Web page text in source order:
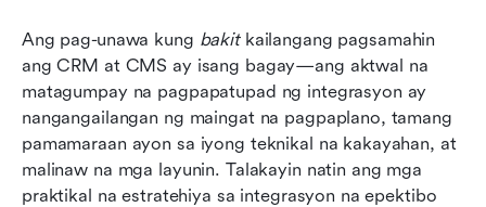
Ang pag-unawa kung bakit kailangang pagsamahin
ang CRM at CMS ay isang bagay—ang aktwal na
matagumpay na pagpapatupad ng integrasyon ay
nangangailangan ng maingat na pagpaplano, tamang
pamamaraan ayon sa iyong teknikal na kakayahan, at
malinaw na mga layunin. Talakayin natin ang mga
praktikal na estratehiya sa integrasyon na epektibo